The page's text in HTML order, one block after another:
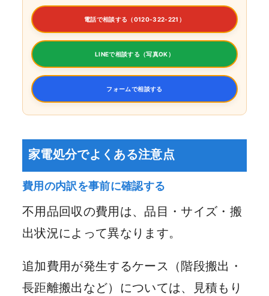
電話で相談する（0120-322-221）
LINEで相談する（写真OK）
フォームで相談する
家電処分でよくある注意点
費用の内訳を事前に確認する
不用品回収の費用は、品目・サイズ・搬
出状況によって異なります。
追加費用が発生するケース（階段搬出・
長距離搬出など）については、見積もり